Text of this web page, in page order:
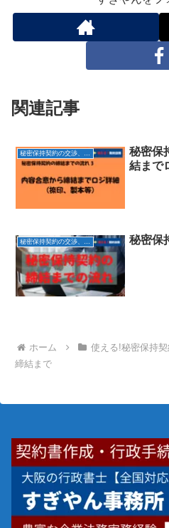
関連記事
秘密保持契約の交渉、締結まで
秘密保
結まで
秘密保持契約の交渉、締結まで 秘密保
ホーム 使える!秘密保持契
締結まで